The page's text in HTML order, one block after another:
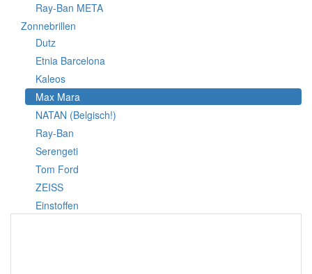
Ray-Ban META
Zonnebrillen
Dutz
Etnia Barcelona
Kaleos
Max Mara
NATAN (Belgisch!)
Ray-Ban
Serengeti
Tom Ford
ZEISS
Einstoffen